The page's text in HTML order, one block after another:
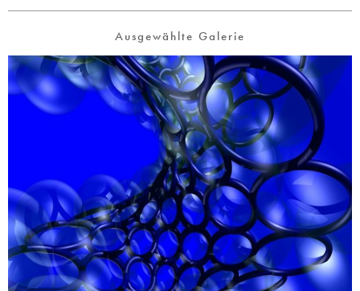
Ausgewählte Galerie